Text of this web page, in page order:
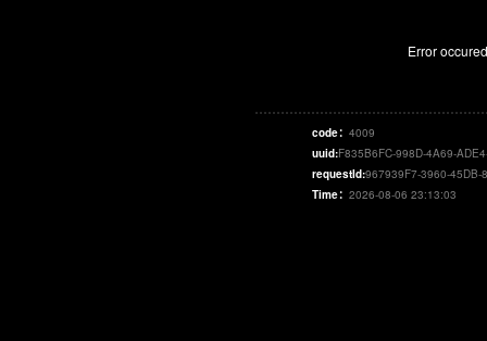
Error
code： 4009
uuid:F835B6FC-998D-4A69-
requestId:967939F7-3960-45DB-
Time： 2026-08-06 23:13:03